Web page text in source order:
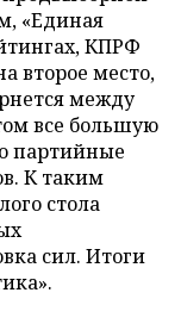
«Единая
КПРФ
второе место,
между
все большую
партийные
К таким
стола
сил. Итоги